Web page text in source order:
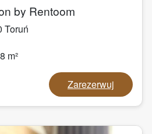
by Rentoom
Toruń
m²
Zarezerwuj